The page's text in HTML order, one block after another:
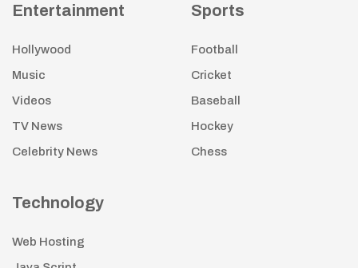
Entertainment
Hollywood
Music
Videos
TV News
Celebrity News
Sports
Football
Cricket
Baseball
Hockey
Chess
Technology
Web Hosting